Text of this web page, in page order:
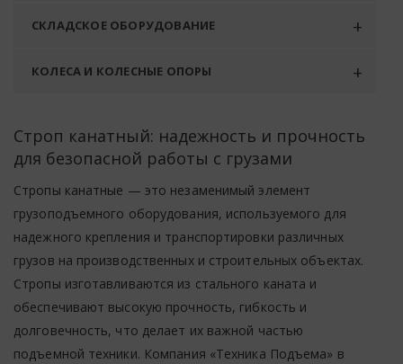
СКЛАДСКОЕ ОБОРУДОВАНИЕ
КОЛЕСА И КОЛЕСНЫЕ ОПОРЫ
Строп канатный: надежность и прочность
для безопасной работы с грузами
Стропы канатные — это незаменимый элемент
грузоподъемного оборудования, используемого для
надежного крепления и транспортировки различных
грузов на производственных и строительных объектах.
Стропы изготавливаются из стального каната и
обеспечивают высокую прочность, гибкость и
долговечность, что делает их важной частью
подъемной техники. Компания «Техника Подъема» в